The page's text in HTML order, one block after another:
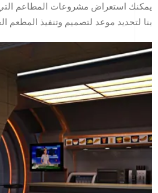
يمكنك استعراض مشروعات المطاعم التي
بنا لتحديد موعد لتصميم وتنفيذ المطعم